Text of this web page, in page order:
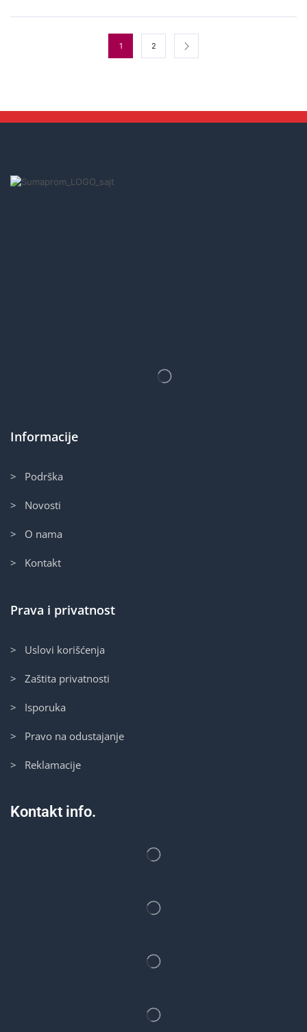
1 2
Informacije
> Podrška
> Novosti
> O nama
> Kontakt
Prava i privatnost
> Uslovi korišćenja
> Zaštita privatnosti
> Isporuka
> Pravo na odustajanje
> Reklamacije
Kontakt info.